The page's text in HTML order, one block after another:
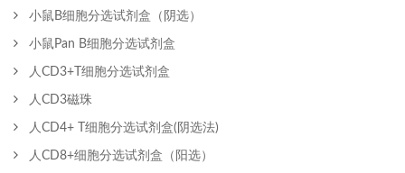
小鼠B细胞分选试剂盒（阴选）
小鼠Pan B细胞分选试剂盒
人CD3+T细胞分选试剂盒
人CD3磁珠
人CD4+ T细胞分选试剂盒(阴选法)
人CD8+细胞分选试剂盒（阳选）